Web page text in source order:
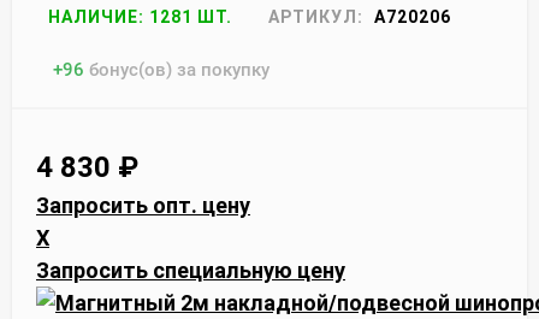
НАЛИЧИЕ: 1281 ШТ. АРТИКУЛ: A720206
+96 бонус(ов) за покупку
4 830 ₽
Запросить опт. цену
X
Запросить специальную цену